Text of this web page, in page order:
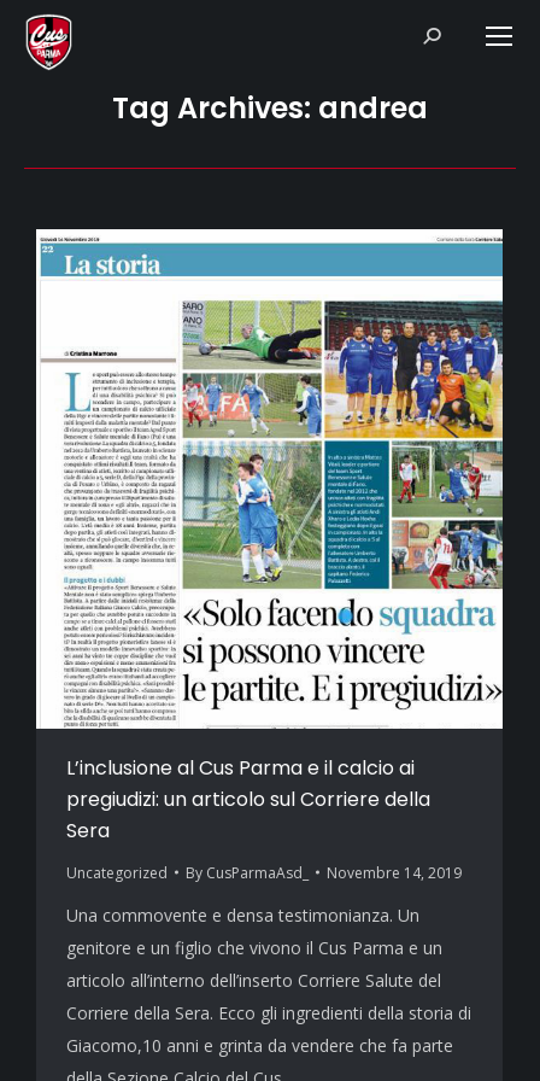
Search:
Tag Archives: andrea
L’inclusione al Cus Parma e il calcio ai
pregiudizi: un articolo sul Corriere della
Sera
Uncategorized By CusParmaAsd_ Novembre 14, 2019
Una commovente e densa testimonianza. Un
genitore e un figlio che vivono il Cus Parma e un
articolo all’interno dell’inserto Corriere Salute del
Corriere della Sera. Ecco gli ingredienti della storia di
Giacomo,10 anni e grinta da vendere che fa parte